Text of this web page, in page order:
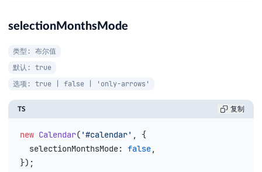
selectionMonthsMode
类型: 布尔值
默认: true
选项: true | false | 'only-arrows'
TS 复制
new Calendar( '#calendar' , {
  selectionMonthsMode
: false,
});